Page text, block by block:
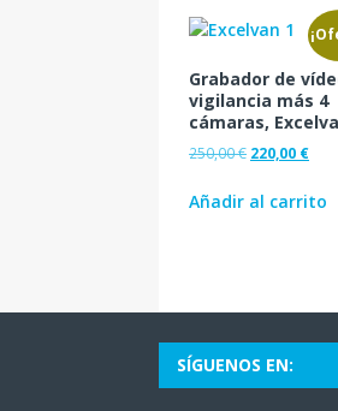
Grabador de
vigilancia más 4
cámaras,
250,00€ 220,00 €
Añadir al carrito
SÍGUENOS EN: